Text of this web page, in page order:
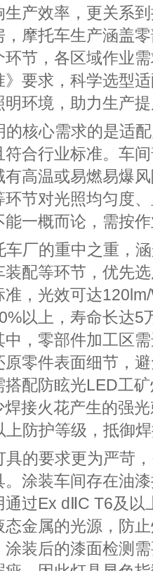
产效率，更关系
摩托车生产涵盖
节，各区域作业
》要求，科学选型
环境，助力生产
的核心需求的是适
合行业标准。车
高温或易燃易爆
节对光照均匀度
一概而论，需按
车厂的重中之重，
配等环节，优先
，光效可达
以上，寿命长达5
，零部件加工区
原零件表面细节，
搭配防眩光LED工
焊接火花产生的强
上防护等级，抵御
具的要求更为严苛
。涂装车间存在油
通过Ex dⅡC T6及以
金属的光源，防
装后的漆面检测